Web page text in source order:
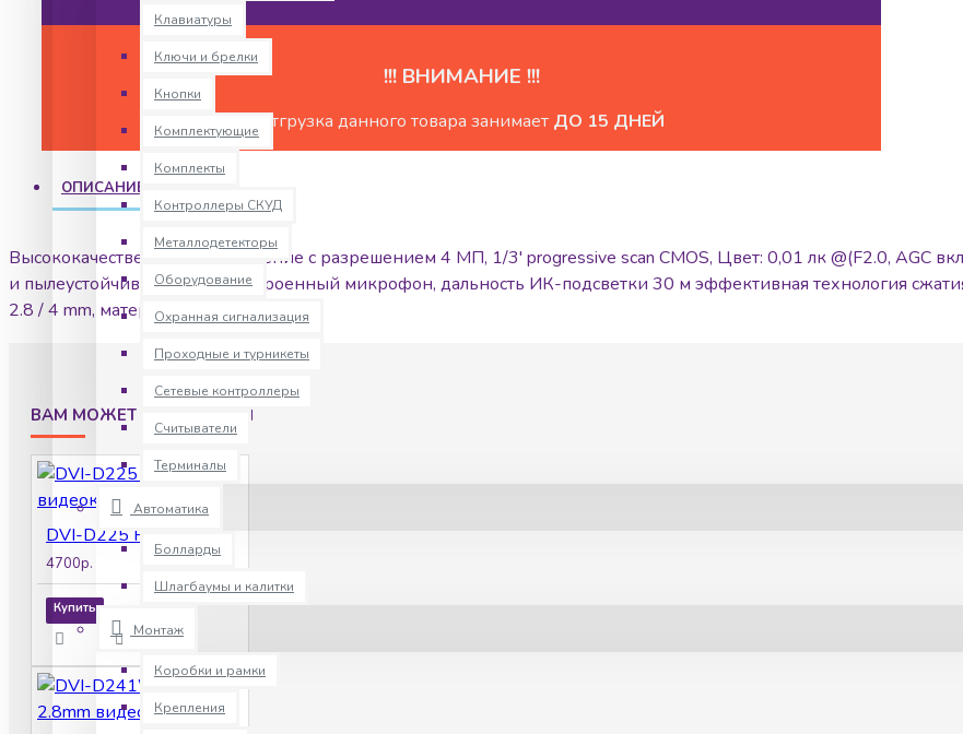
Клавиатуры
Ключи и брелки
Кнопки
Комплектующие
Комплекты
Контроллеры СКУД
Металлодетекторы
Оборудование
Охранная сигнализация
Проходные и турникеты
Сетевые контроллеры
Считыватели
Терминалы
Автоматика
Болларды
Шлагбаумы и калитки
Монтаж
Коробки и рамки
Крепления
!!! ВНИМАНИЕ !!!
Отгрузка данного товара занимает ДО 15 ДНЕЙ
ОПИСАНИЕ
Высококачественное изображение с разрешением 4 МП, 1/3' progressive scan CMOS, Цвет: 0,01 лк @(F2.0, AGC
и пылеустойчивость (IP67), Встроенный микрофон, дальность ИК-подсветки 30 м эффективная технология
2.8 / 4 mm, материал: металл + пластик
ВАМ МОЖЕТ ПОНРАВИТСЯ
4700р.
Купить